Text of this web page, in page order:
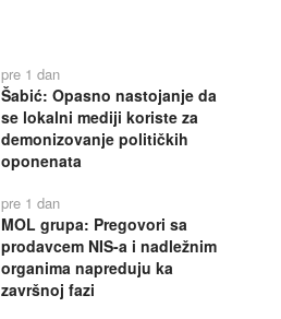
pre 1 dan
Šabić: Opasno nastojanje da
se lokalni mediji koriste za
demonizovanje političkih
oponenata
pre 1 dan
MOL grupa: Pregovori sa
prodavcem NIS-a i nadležnim
organima napreduju ka
završnoj fazi